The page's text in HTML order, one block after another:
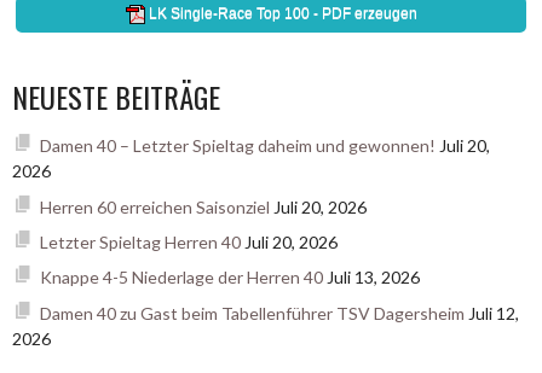
NEUESTE BEITRÄGE
Damen 40 – Letzter Spieltag daheim und gewonnen! Juli 20,
2026
Herren 60 erreichen Saisonziel Juli 20, 2026
Letzter Spieltag Herren 40 Juli 20, 2026
Knappe 4-5 Niederlage der Herren 40Juli 13, 2026
Damen 40 zu Gast beim Tabellenführer TSV Dagersheim Juli 12,
2026